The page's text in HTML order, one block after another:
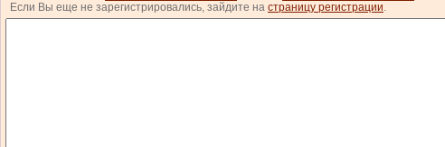
Если Вы еще не зарегистрировались, зайдите на страницу регистрации.